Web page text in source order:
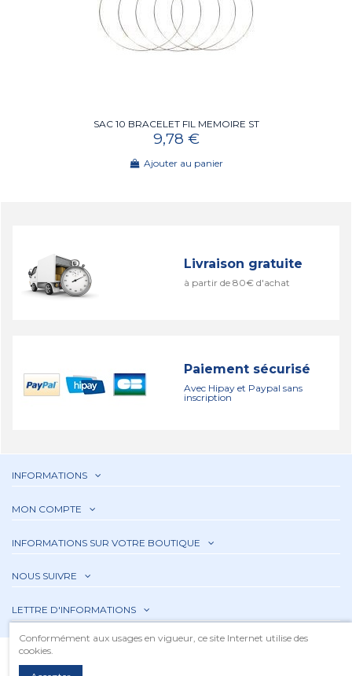
SAC 10 BRACELET FIL MEMOIRE ST
9,78 €
Ajouter au panier
Livraison gratuite
à partir de 80€ d'achat
Paiement sécurisé
Avec Hipay et Paypal sans
inscription
INFORMATIONS
MON COMPTE
INFORMATIONS SUR VOTRE BOUTIQUE
NOUS SUIVRE
LETTRE D'INFORMATIONS
Conformément aux usages en vigueur, ce site Internet utilise des
cookies.